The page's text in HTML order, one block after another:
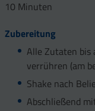
10 Minuten
Zubereitung
Alle Zutaten bis
verrühren (am
Shake nach
Abschließend